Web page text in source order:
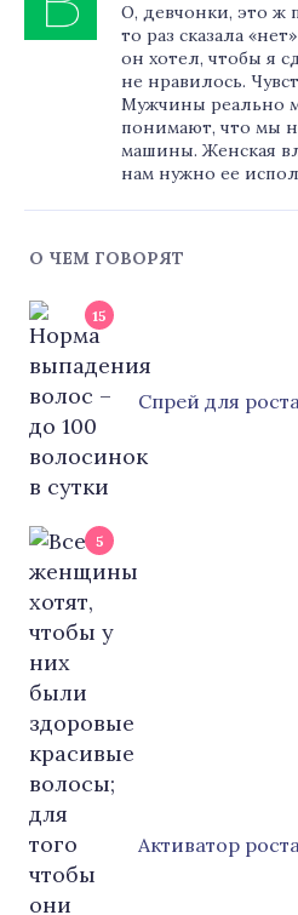
О, девчонки, это ж
то раз сказала
он хотел, чтобы я
не нравилось.
Мужчины реально
понимают, что мы
машины. Женская
нам нужно ее
О ЧЕМ ГОВОРЯТ
15
Cпрей для
5
Активатор